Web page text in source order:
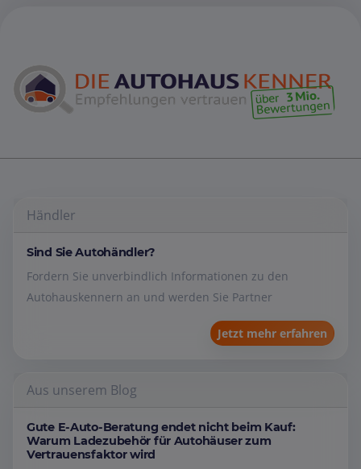
Händler
Sind Sie Autohändler?
Fordern Sie unverbindlich Informationen zu den
Autohauskennern an und werden Sie Partner
Jetzt mehr erfahren
Aus unserem Blog
Gute E-Auto-Beratung endet nicht beim Kauf:
Warum Ladezubehör für Autohäuser zum
Vertrauensfaktor wird